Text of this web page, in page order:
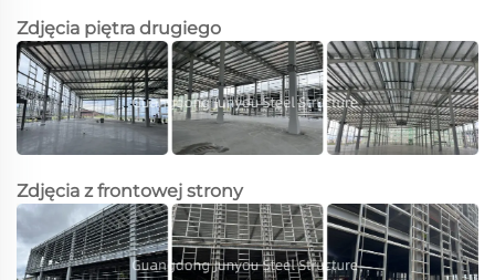
Zdjęcia piętra drugiego
Zdjęcia z frontowej strony